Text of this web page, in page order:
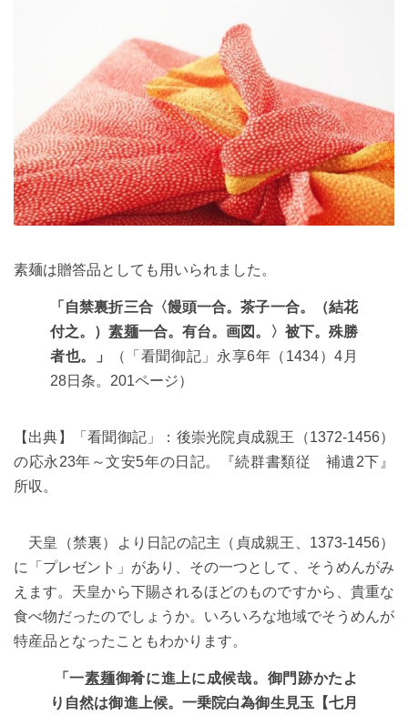
素麺は贈答品としても用いられました。
「自禁裏折三合〈饅頭一合。茶子一合。（結花
付之。）素麺一合。有台。画図。〉被下。殊勝
者也。」
（「看聞御記」永享6年（1434）4月
28日条。201ページ）
【出典】「看聞御記」：後崇光院貞成親王（1372-1456）
の応永23年～文安5年の日記。『続群書類従 補遺2下』
所収。
天皇（禁裏）より日記の記主（貞成親王、1373-1456）
に「プレゼント」があり、その一つとして、そうめんがみ
えます。天皇から下賜されるほどのものですから、貴重な
食べ物だったのでしょうか。いろいろな地域でそうめんが
特産品となったこともわかります。
「一素麺御肴に進上に成候哉。御門跡かたよ
り自然は御進上候。一乗院白為御生見玉【七月